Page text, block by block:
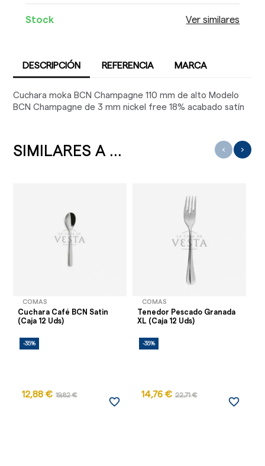
Stock Ver similares
DESCRIPCIÓN REFERENCIA MARCA
Cuchara moka BCN Champagne 110 mm de alto Modelo
BCN Champagne de 3 mm nickel free 18% acabado satín
SIMILARES A ...
COMAS
Cuchara Café BCN Satin
(Caja 12 Uds)
-35%
12,88 € 19,82 €
favorite_border
COMAS
Tenedor Pescado Granada
XL (Caja 12 Uds)
-35%
14,76 € 22,71 €
favorite_border
‹ ›